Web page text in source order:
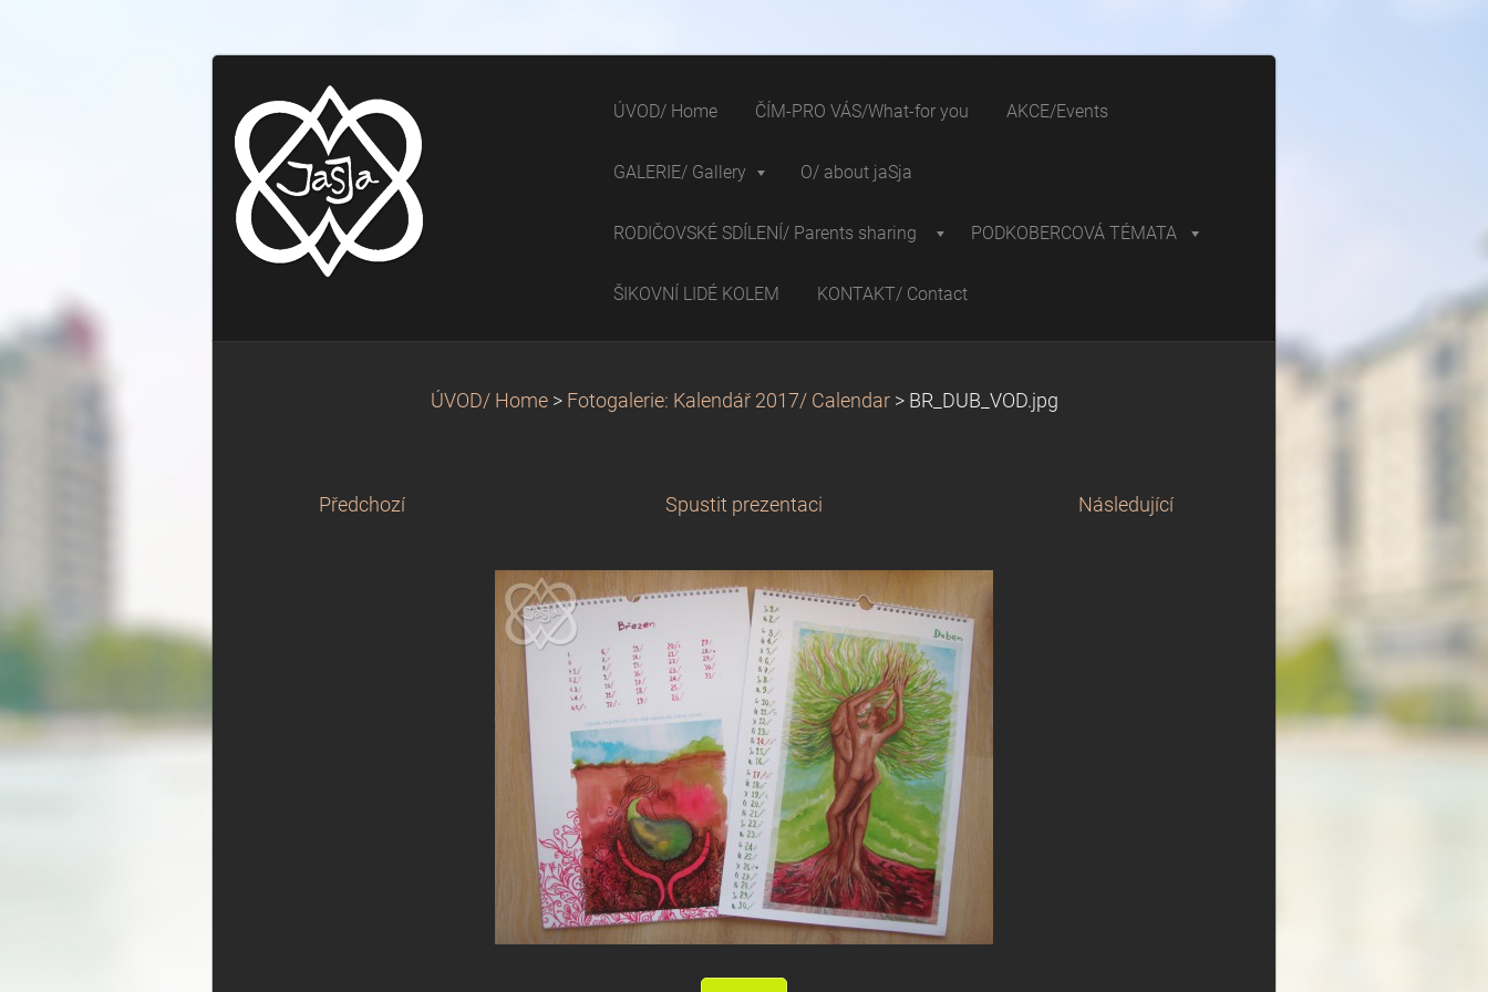
ÚVOD/ Home ČÍM-PRO VÁS/What-for you AKCE/Events
GALERIE/ Gallery O/ about jaSja
RODIČOVSKÉ SDÍLENÍ/ Parents sharing PODKOBERCOVÁ TÉMATA
ŠIKOVNÍ LIDÉ KOLEM KONTAKT/ Contact
ÚVOD/ Home > Fotogalerie: Kalendář 2017/ Calendar > BR_DUB_VOD.jpg
Předchozí Spustit prezentaci Následující